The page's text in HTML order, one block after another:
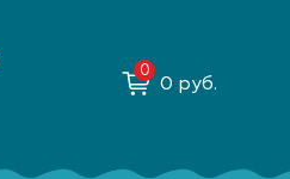
0 руб.